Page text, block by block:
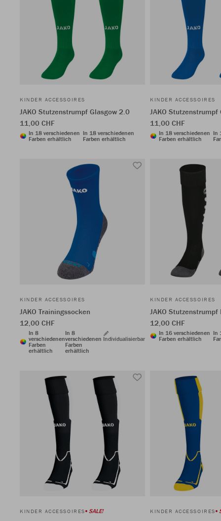
KINDER ACCESSOIRES
JAKO Stutzenstrumpf Glasgow 2.0
11,00 CHF
In 18 verschiedenen
Farben erhältlich
In 18 verschiedenen
Farben erhältlich
KINDER ACCESSOIRES
JAKO Stutzenstrumpf
11,00 CHF
In 18 verschiedenen
Farben erhältlich
In
KINDER ACCESSOIRES
JAKO Trainingssocken
12,00 CHF
In 8
verschiedenen
Farben
erhältlich
In 8
verschiedenen
Farben
erhältlich
Individualisierbar
KINDER ACCESSOIRES
JAKO Stutzenstrumpf
12,00 CHF
In 16 verschiedenen
Farben erhältlich
In
KINDER ACCESSOIRES SALE! KINDER ACCESSOIRES